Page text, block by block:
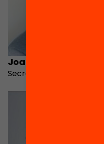
Joan Abellà i Barril
Secretari